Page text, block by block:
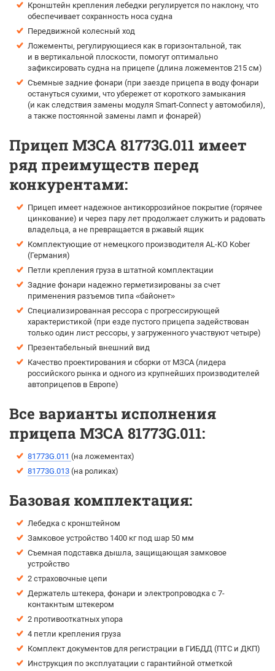
Кронштейн крепления лебедки регулируется по наклону, что
обеспечивает сохранность носа судна
Передвижной колесный ход
Ложементы, регулирующиеся как в горизонтальной, так
и в вертикальной плоскости, помогут оптимально
зафиксировать судна на прицепе (длина ложементов 215 см)
Съемные задние фонари (при заезде прицепа в воду фонари
остануться сухими, что убережет от короткого замыкания
(и как следствия замены модуля Smart-Connect у автомобиля),
а также постоянной замены ламп и фонарей)
Прицеп МЗСА 81773G.011 имеет
ряд преимуществ перед
конкурентами:
Прицеп имеет надежное антикоррозийное покрытие (горячее
цинкование) и через пару лет продолжает служить и радовать
владельца, а не превращается в ржавый ящик
Комплектующие от немецкого производителя AL-KO Kober
(Германия)
Петли крепления груза в штатной комплектации
Задние фонари надежно герметизированы за счет
применения разъемов типа «байонет»
Специализированная рессора с прогрессирующей
характеристикой (при езде пустого прицепа задействован
только один лист рессоры, у загруженного участвуют четыре)
Презентабельный внешний вид
Качество проектирования и сборки от МЗСА (лидера
российского рынка и одного из крупнейших производителей
автоприцепов в Европе)
Все варианты исполнения
прицепа МЗСА 81773G.011:
81773G.011 (на ложементах)
81773G.013 (на роликах)
Базовая комплектация:
Лебедка с кронштейном
Замковое устройство 1400 кг под шар 50 мм
Съемная подставка дышла, защищающая замковое
устройство
2 страховочные цепи
Держатель штекера, фонари и электропроводка с 7-
контакнтым штекером
2 противооткатных упора
4 петли крепления груза
Комплект документов для регистрации в ГИБДД (ПТС и ДКП)
Инструкция по эксплуатации с гарантийной отметкой